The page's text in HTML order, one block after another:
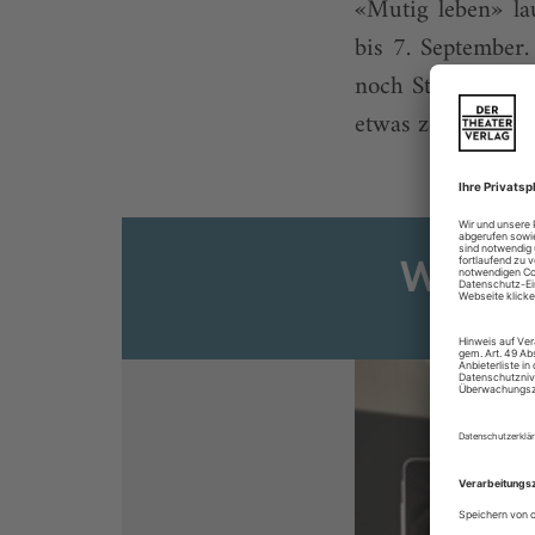
«Mutig leben»
bis 7.
noch
etwas zeigt auch,